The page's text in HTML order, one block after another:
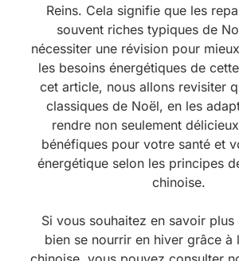
Reins. Cela signifie que les
souvent riches typiques de
nécessiter une révision pour
les besoins énergétiques de
cet article, nous allons revisiter
classiques de Noël, en les
rendre non seulement
bénéfiques pour votre santé et
énergétique selon les principes
chinoise.
Si vous souhaitez en savoir plus
bien se nourrir en hiver grâce à